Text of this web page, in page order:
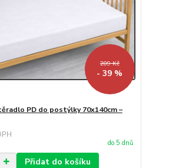
209 Kč
- 39 %
PD do postýlky 70x140cm –
do 5 dnů
Přidat do košíku